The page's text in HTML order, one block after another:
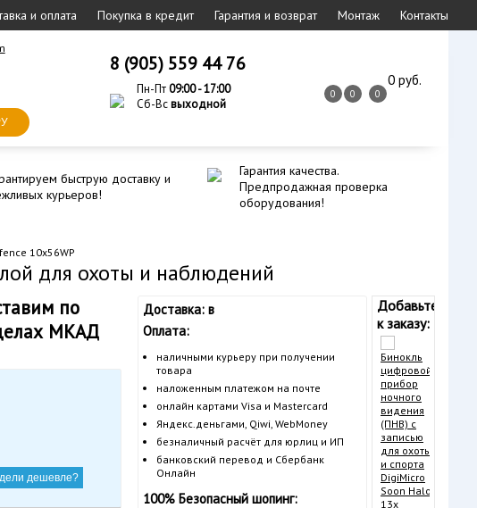
и оплата Покупка в кредит Гарантия и возврат Монтаж Контакты
8 (905) 559 44 76
Пн-Пт09:00 - 17:00
Сб-Всвыходной
0 0 0
0 руб.
быструю доставку и
курьеров!
Гарантия качества.
Предпродажная проверка
оборудования!
10х56WP
для охоты и наблюдений
по
МКАД
дешевле?
Доставка: в
Оплата:
наличными курьеру при получении
товара
наложенным платежом на почте
онлайн картами Visa и Mastercard
Яндекс.деньгами, Qiwi, WebMoney
безналичный расчёт для юрлиц и ИП
банковский перевод и Сбербанк
Онлайн
100% Безопасный шопинг:
Добавьте
к заказу: